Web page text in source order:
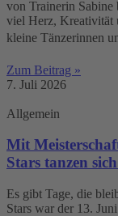
von Trainerin Sabine
viel Herz, Kreativität
kleine Tänzerinnen
Zum Beitrag »
7. Juli 2026
Allgemein
Mit
Stars tanzen
Es gibt Tage, die
Stars war der 13.